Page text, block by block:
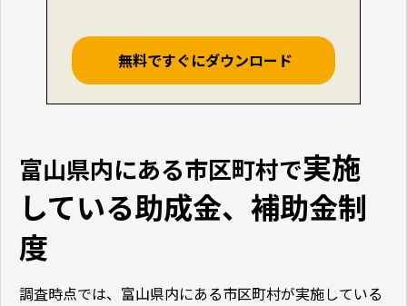
無料ですぐにダウンロード
富山県内にある市区町村で実施
している助成金、補助金制
度
調査時点では、富山県内にある市区町村が実施している